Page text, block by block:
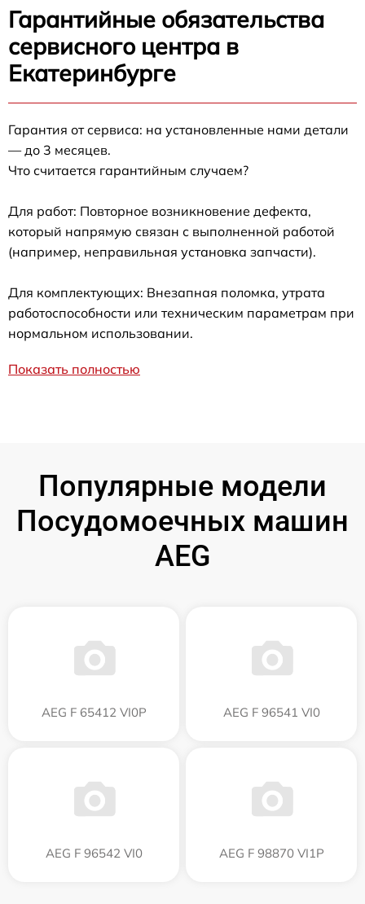
Гарантийные обязательства
сервисного центра в
Екатеринбурге
Гарантия от сервиса: на установленные нами детали
— до 3 месяцев.
Что считается гарантийным случаем?
Для работ: Повторное возникновение дефекта,
который напрямую связан с выполненной работой
(например, неправильная установка запчасти).
Для комплектующих: Внезапная поломка, утрата
работоспособности или техническим параметрам при
нормальном использовании.
Показать полностью
Популярные модели
Посудомоечных машин
AEG
AEG F 65412 VI0P AEG F 96541 VI0
AEG F 96542 VI0 AEG F 98870 VI1P